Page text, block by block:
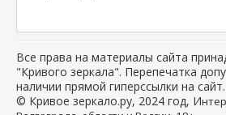
Все права на материалы сайта
"Кривого зеркала". Перепечатка
наличии прямой гиперссылки на сайт.
© Кривое зеркало.ру, 2024 год, И